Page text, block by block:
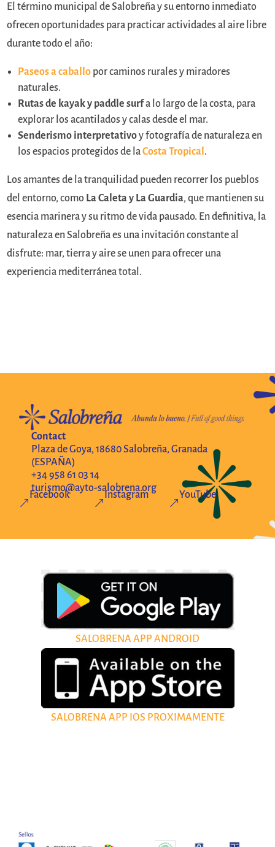
El término municipal de Salobreña y su entorno inmediato
ofrecen oportunidades para practicar actividades al aire libre
durante todo el año:
Paseos a caballo por caminos rurales y miradores
naturales.
Rutas de kayak y paddle surfa lo largo de la costa, para
explorar los acantilados y calas desde el mar.
Senderismo interpretativoy fotografía de naturaleza en
los espacios protegidos de laCosta Tropical .
Los amantes de la tranquilidad pueden recorrer los pueblos
del entorno, como La Caleta y La Guardia, que mantienen su
esencia marinera y su ritmo de vida pausado. En definitiva, la
naturaleza en Salobreña es una invitación constante al
disfrute: mar, tierra y aire se unen para ofrecer una
experiencia mediterránea total.
Contact
Plaza de Goya, 18680 Salobreña, Granada
(ESPAÑA)
+34 958 61 03 14
turismo@ayto-salobrena.org
&
Facebook
&
Instagram
&
YouTube
SALOBRENA APP ANDROID
SALOBRENA APP IOS PROXIMAMENTE